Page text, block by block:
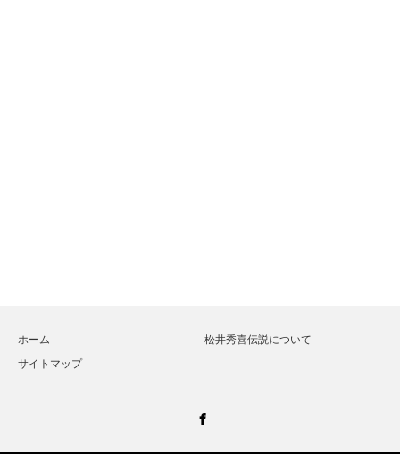
ホーム
松井秀喜伝説について
サイトマップ